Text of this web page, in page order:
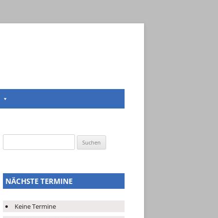
nach:
NÄCHSTE TERMINE
Keine Termine